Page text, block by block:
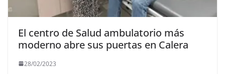
El centro de Salud ambulatorio más
moderno abre sus puertas en Calera
28/02/2023